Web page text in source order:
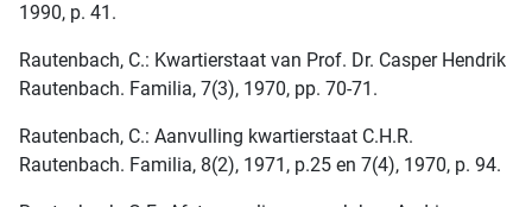
1990, p. 41.
Rautenbach, C.: Kwartierstaat van Prof. Dr. Casper Hendrik
Rautenbach. Familia, 7(3), 1970, pp. 70-71.
Rautenbach, C.: Aanvulling kwartierstaat C.H.R.
Rautenbach. Familia, 8(2), 1971, p.25 en 7(4), 1970, p. 94.